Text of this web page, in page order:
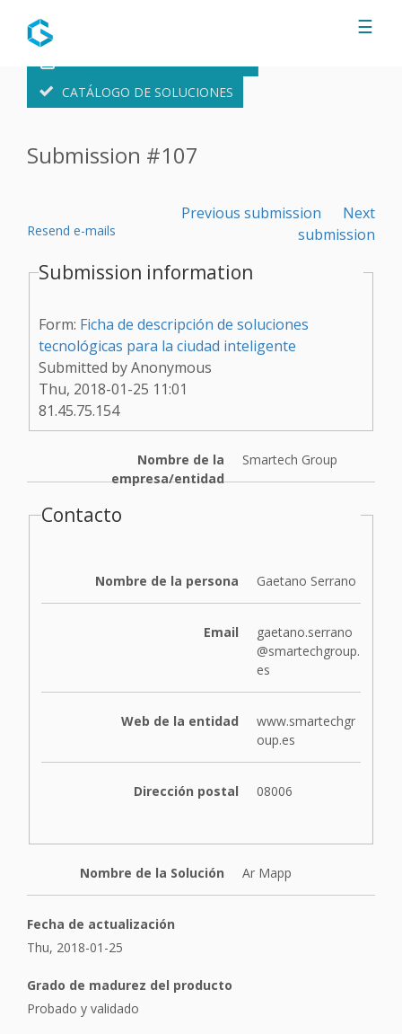
CATÁLOGO DE SOLUCIONES
Submission #107
Resend e-mails
Previous submission
Next
submission
Submission information
Form: Ficha de descripción de soluciones
tecnológicas para la ciudad inteligente
Submitted byAnonymous
Thu, 2018-01-25 11:01
81.45.75.154
Nombre de la
empresa/entidad
Smartech Group
Contacto
Nombre de la persona Gaetano Serrano
Email
gaetano.serrano
@smartechgroup.
es
Web de la entidad
www.smartechgr
oup.es
Dirección postal 08006
Nombre de la Solución Ar Mapp
Fecha de actualización
Thu, 2018-01-25
Grado de madurez del producto
Probado y validado
☰